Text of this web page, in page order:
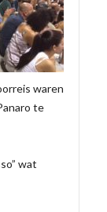
waren
te
wat